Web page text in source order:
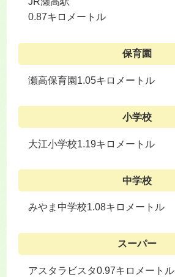
0.87キロメートル
保育園
瀬高保育園1.05キロメートル
小学校
大江小学校1.19キロメートル
中学校
みやま中学校1.08キロメートル
スーパー
アスタラビスタ0.97キロメートル